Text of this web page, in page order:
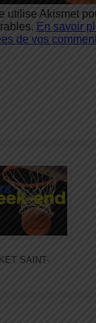
SAINT-
utilise Akismet
En savoir
de vos